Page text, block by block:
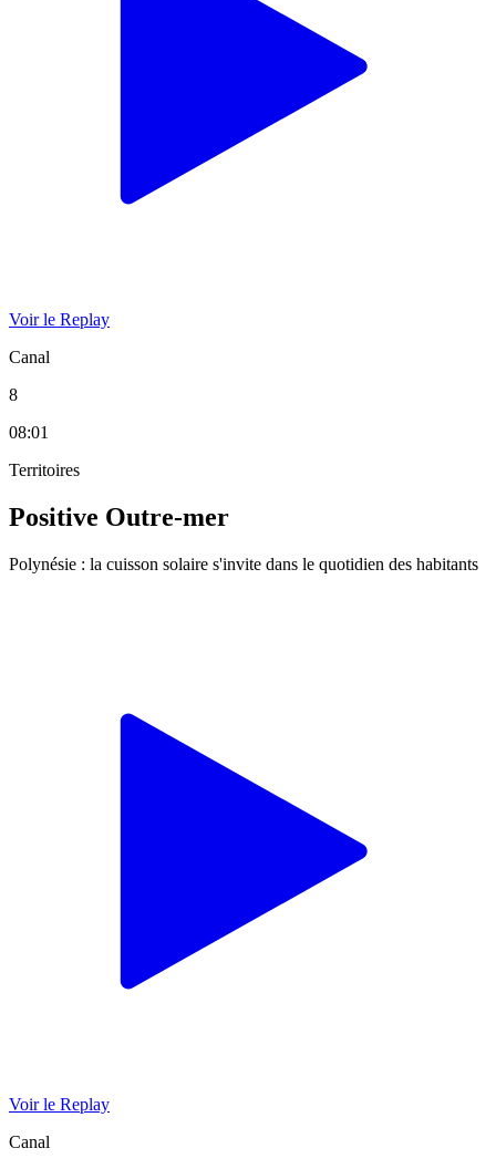
Voir le Replay
Canal
8
08:01
Territoires
Positive Outre-mer
Polynésie : la cuisson solaire s'invite dans le quotidien des habitants
Voir le Replay
Canal